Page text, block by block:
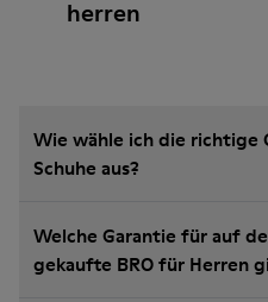
herren
Wie wähle ich die richtige
Schuhe aus?
Welche Garantie für auf
gekaufte BRO für Herren